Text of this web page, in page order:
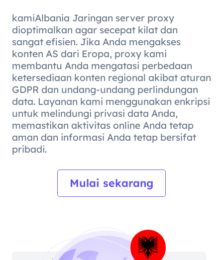
kamiAlbania Jaringan server proxy
dioptimalkan agar secepat kilat dan
sangat efisien. Jika Anda mengakses
konten AS dari Eropa, proxy kami
membantu Anda mengatasi perbedaan
ketersediaan konten regional akibat aturan
GDPR dan undang-undang perlindungan
data. Layanan kami menggunakan enkripsi
untuk melindungi privasi data Anda,
memastikan aktivitas online Anda tetap
aman dan informasi Anda tetap bersifat
pribadi.
Mulai sekarang